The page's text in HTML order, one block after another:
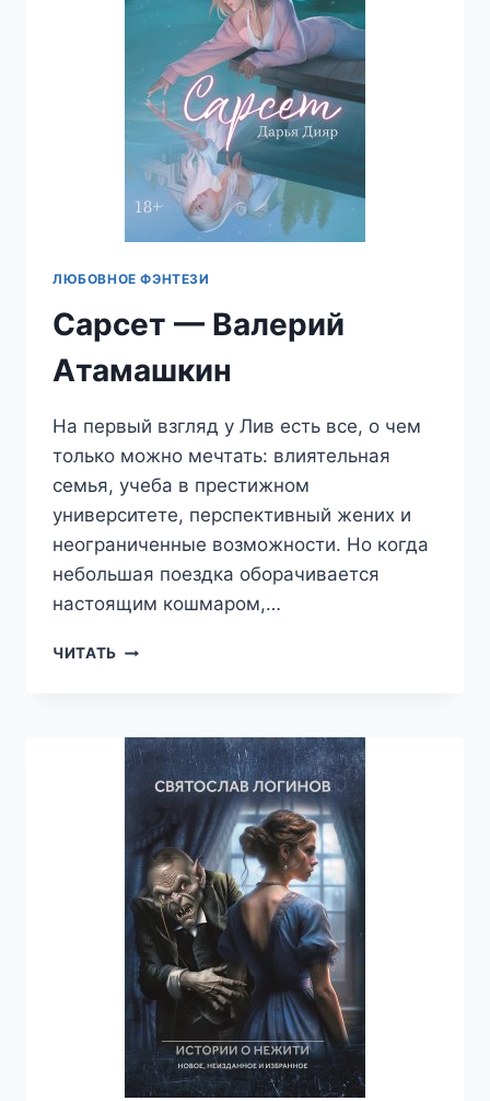
ЛЮБОВНОЕ ФЭНТЕЗИ
Сарсет — Валерий
Атамашкин
На первый взгляд у Лив есть все, о чем
только можно мечтать: влиятельная
семья, учеба в престижном
университете, перспективный жених и
неограниченные возможности. Но когда
небольшая поездка оборачивается
настоящим кошмаром,…
ЧИТАТЬ САРСЕТ